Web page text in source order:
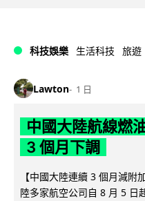
科技娛樂 生活科技 旅遊
Lawton 1 日
中國大陸航線燃
3 個月下調
【中國大陸連續 3 個月減
陸多家航空公司自 8 月 5 日